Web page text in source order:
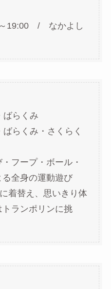
～19:00 / なかよし
らくみ
らくみ・さくらく
フープ・ボール・
全身の運動遊び
着替え、思いきり体
ランポリンに挑